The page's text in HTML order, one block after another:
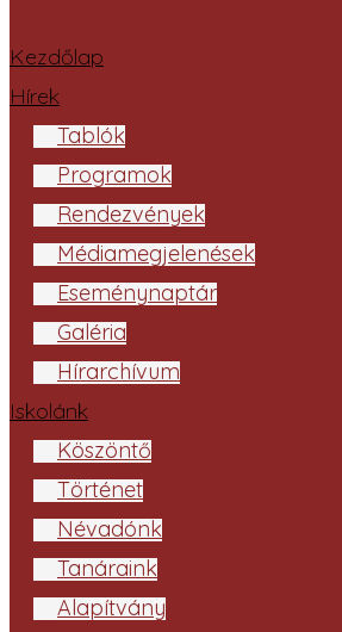
Kezdőlap
Hírek
Tablók
Programok
Rendezvények
Médiamegjelenések
Eseménynaptár
Galéria
Hírarchívum
Iskolánk
Köszöntő
Történet
Névadónk
Tanáraink
Alapítvány